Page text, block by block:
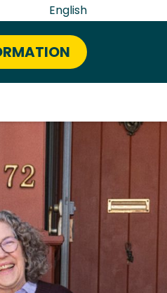
English